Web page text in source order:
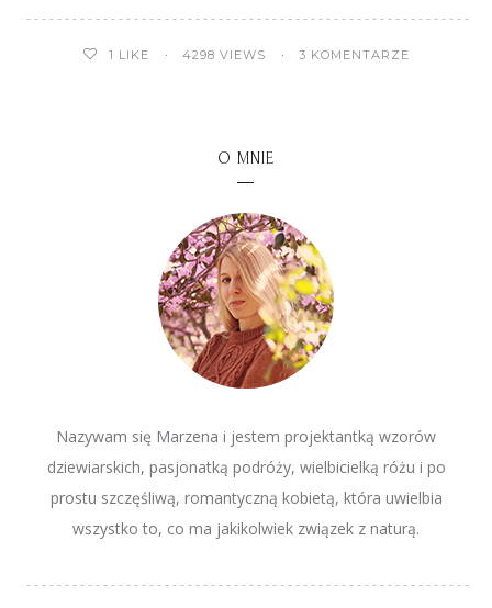
1 LIKE 4298 VIEWS 3 KOMENTARZE
O MNIE
Nazywam się Marzena i jestem projektantką wzorów
dziewiarskich, pasjonatką podróży, wielbicielką różu i po
prostu szczęśliwą, romantyczną kobietą, która uwielbia
wszystko to, co ma jakikolwiek związek z naturą.